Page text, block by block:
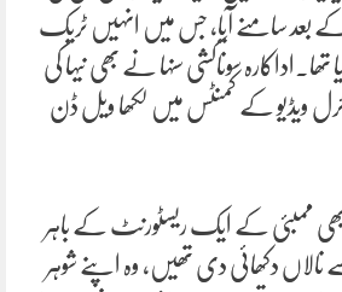
کے بعد سامنے آیا، جس میں انہیں ٹریک
سوناکشی سنہا نے بھی نیہا کی
ویڈیو کے کمنٹس میں لکھا ویل ڈن
بھی ممبئی کے ایک ریسٹورنٹ کے باہر
دکھائی دی تھیں، وہ اپنے شوہر